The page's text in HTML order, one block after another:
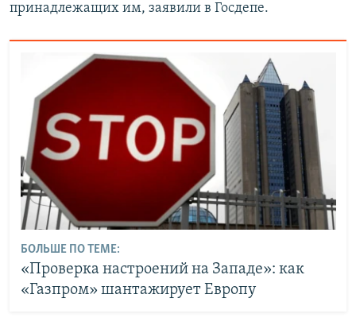
принадлежащих им, заявили в Госдепе.
БОЛЬШЕ ПО ТЕМЕ:
«Проверка настроений на Западе»: как
«Газпром» шантажирует Европу